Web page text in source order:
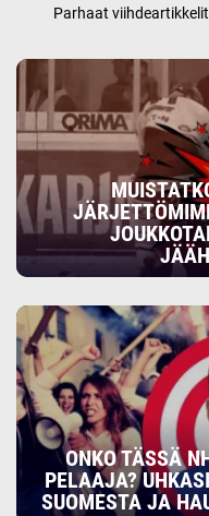
Parhaat
ONKO TÄSSÄ
PELAAJA?
SUOMESTA JA